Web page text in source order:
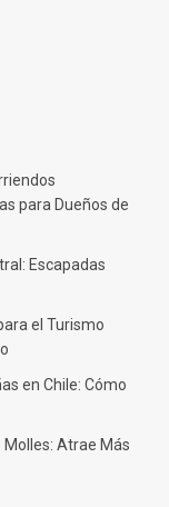
para Dueños de
Escapadas
el Turismo
en Chile: Cómo
Atrae Más